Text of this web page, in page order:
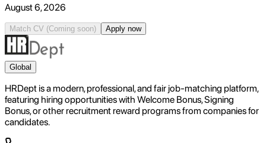
August 6, 2026
Match CV (Coming soon) Apply now
Global
HRDept is a modern, professional, and fair job-matching platform,
featuring hiring opportunities with Welcome Bonus, Signing
Bonus, or other recruitment reward programs from companies for
candidates.